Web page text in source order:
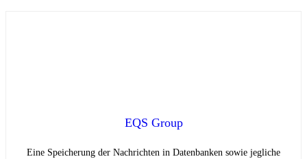
EQS Group
Eine Speicherung der Nachrichten in Datenbanken sowie jegliche